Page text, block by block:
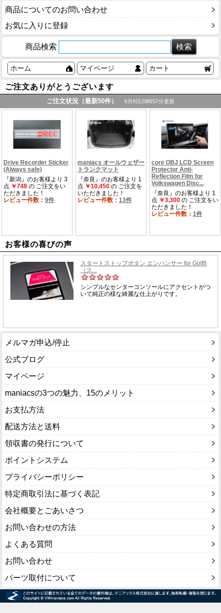
商品についてのお問い合わせ
お気に入りに登録
商品検索
ホーム マイページ カート
ご注文ありがとうございます
お客様の喜びの声
メルマガ申込/停止
公式ブログ
マイページ
maniacsの3つの魅力、15のメリット
お支払方法
配送方法と送料
領収書の発行について
ポイントシステム
プライバシーポリシー
特定商取引法に基づく表記
会社概要とごあいさつ
お問い合わせの方法
よくある質問
お問い合わせ
パーツ取付について